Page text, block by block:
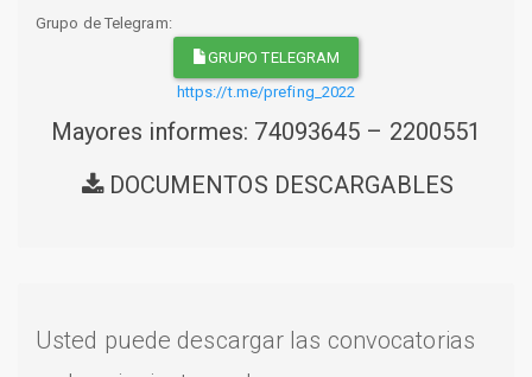
Grupo de Telegram:
GRUPO TELEGRAM
https://t.me/prefing_2022
Mayores informes: 74093645 – 2200551
DOCUMENTOS DESCARGABLES
Usted puede descargar las convocatorias